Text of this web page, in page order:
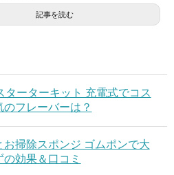
記事を読む
ターターキット 充電式でコス
フレーバーは？
掃除スポンジ ゴムポンで大
効果＆口コミ